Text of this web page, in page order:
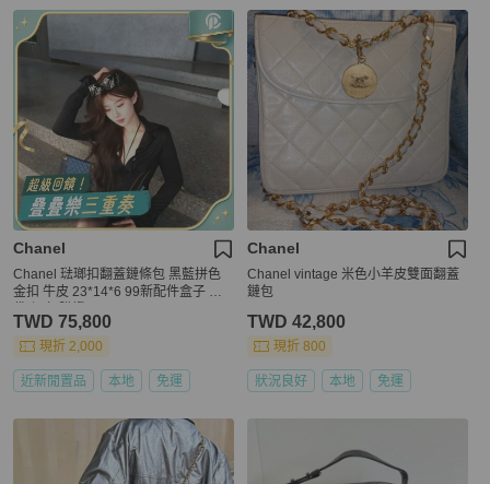
Chanel
Chanel 琺瑯扣翻蓋鏈條包 黑藍拼色
金扣 牛皮 23*14*6 99新配件盒子 塵
TWD 75,800
現折 2,000
近新閒置品 本地 免運
Chanel
Chanel vintage 米色小羊皮雙面翻蓋
鏈包
TWD 42,800
現折 800
狀況良好 本地 免運